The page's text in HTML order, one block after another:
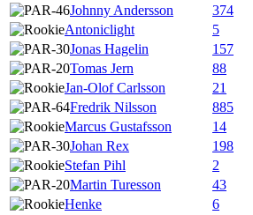
Johnny Andersson
374
Antoniclight
5
Jonas Hagelin
157
Tomas Jern
88
Jan-Olof Carlsson
21
Fredrik Nilsson
885
Marcus Gustafsson
14
Johan Rex
198
Stefan Pihl
2
Martin Turesson
43
Henke
6